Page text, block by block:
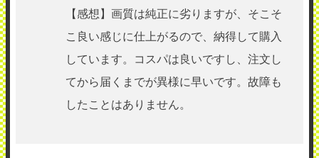
【感想】画質は純正に劣りますが、そこそ
こ良い感じに仕上がるので、納得して購入
しています。コスパは良いですし、注文し
てから届くまでが異様に早いです。故障も
したことはありません。